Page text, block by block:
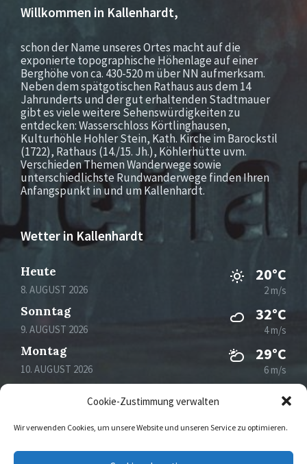
Cookie-Zustimmung verwalten
Wir verwenden Cookies, um unsere Website und unseren Service zu optimieren.
Willkommen in Kallenhardt,
schon der Name unseres Ortes macht auf die
exponierte topographische Höhenlage auf einer
Berghöhe von ca. 430-520 m über NN aufmerksam.
Neben dem spätgotischen Rathaus aus dem 14
Jahrunderts und der gut erhaltenden Stadtmauer
gibt es viele weitere Sehenswürdigkeiten zu
entdecken: Wasserschloss Körtlinghausen,
Kulturhöhle Hohler Stein, Kath. Kirche im Barockstil
(1722), Rathaus (14./15. Jh.), Köhlerhütte uvm.
Verschieden Themen Wanderwege sowie
unterschiedlichste Rundwanderwege finden Ihren
Anfangspunkt in und um Kallenhardt.
Wetter in Kallenhardt
Heute
8. AUGUST 2026
20°C
2 m/s
Sonntag
9. AUGUST 2026
32°C
4 m/s
Montag
10. AUGUST 2026
29°C
6 m/s
11. AUGUST 2026
22°C
3 m/s
Facebook Instagram